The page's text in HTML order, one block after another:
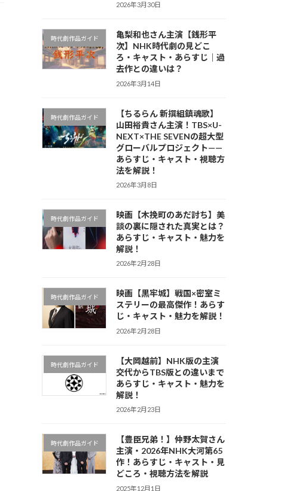
2026年3月30日
時代劇作品ガイド
亀梨和也さん主演【銭形平
次】NHK時代劇の見どこ
ろ・キャスト・あらすじ｜過
去作との違いは？
2026年3月14日
時代劇作品ガイド
【ちるらん 新撰組鎮魂歌】
山田裕貴さん主演！TBS×U-
NEXT×THE SEVENの超大型
グローバルプロジェクト——
あらすじ・キャスト・視聴方
法を解説！
2026年3月8日
時代劇作品ガイド
映画【木挽町のあだ討ち】美
談の裏に隠された真実とは？
あらすじ・キャスト・魅力を
解説！
2026年2月28日
時代劇作品ガイド
映画【黒牢城】戦国×密室ミ
ステリーの最高傑作！あらす
じ・キャスト・魅力を解説！
2026年2月28日
時代劇作品ガイド
【大岡越前】NHK版の主演
交代からTBS版との違いまで
あらすじ・キャスト・魅力を
解説！
2026年2月23日
時代劇作品ガイド
【豊臣兄弟！】仲野太賀さん
主演・2026年NHK大河第65
作！あらすじ・キャスト・見
どころ・視聴方法を解説
2025年12月1日